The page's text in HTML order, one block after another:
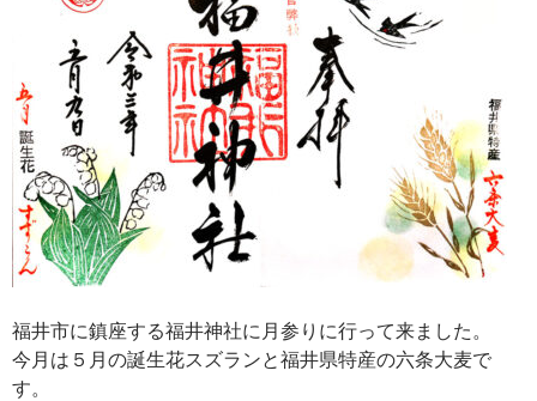
福井市に鎮座する福井神社に月参りに行って来ました。
今月は５月の誕生花スズランと福井県特産の六条大麦で
す。